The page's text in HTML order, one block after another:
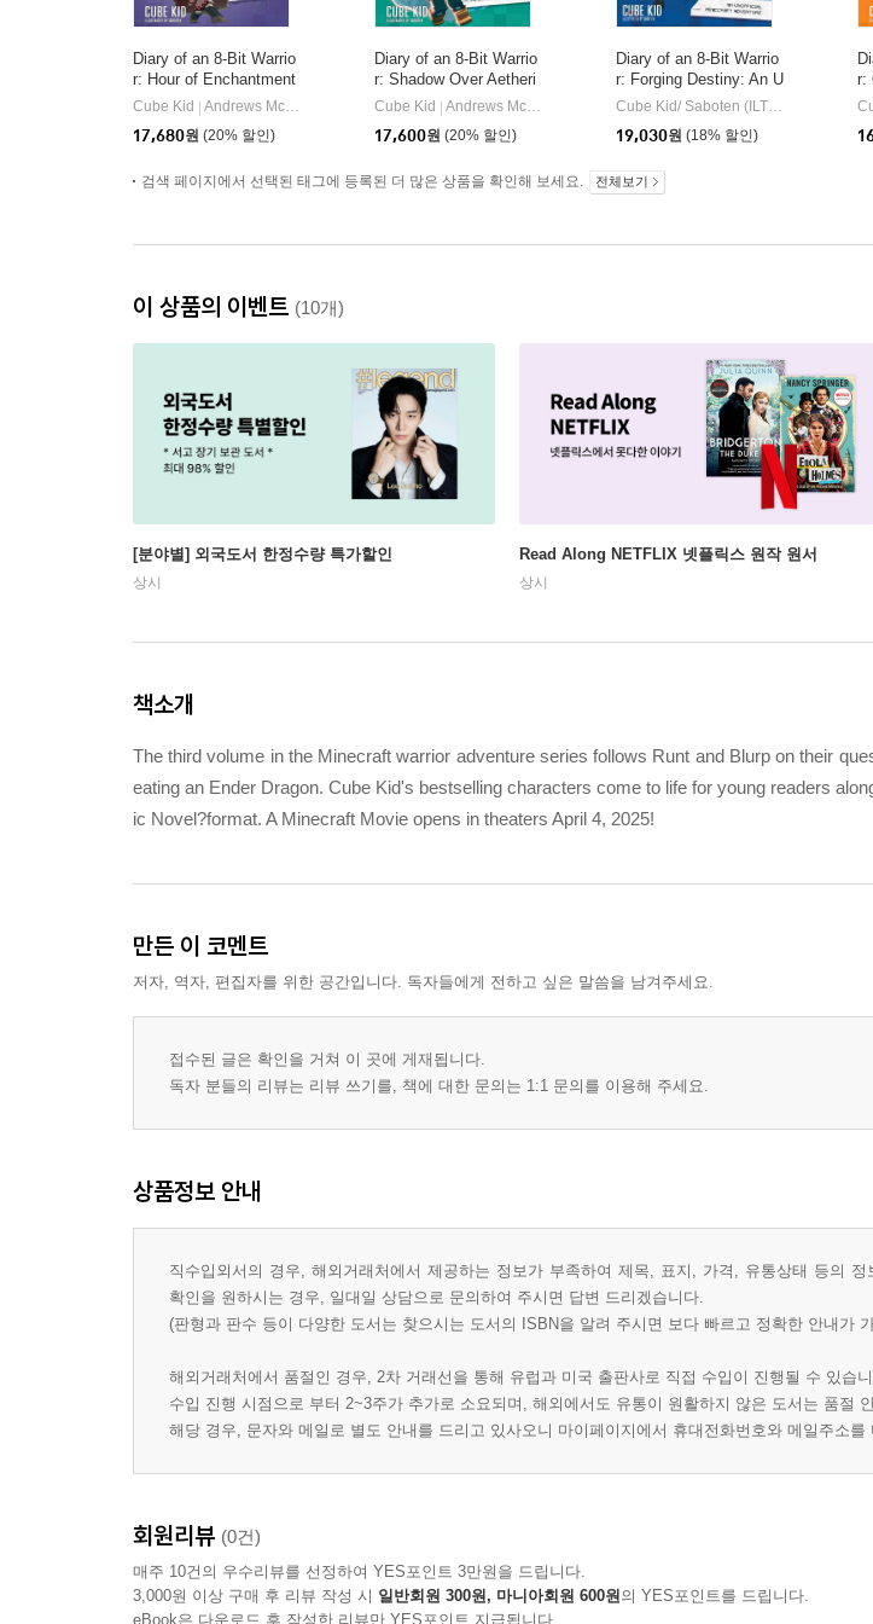
Diary of an 8-Bit Warrio
r: Hour of Enchantment
Volume 8
Cube Kid
Andrews McMeel Publishing
17,680원 (20% 할인)
Diary of an 8-Bit Warrio
r: Shadow Over Aetheri
a: An Unofficial Minecra
ft Adventure Volume 7
Cube Kid
Andrews McMeel Publishing
17,600원 (20% 할인)
Diary of an 8-Bit Warrio
r: Forging Destiny: An U
nofficial Minecraft AdveCube Kid/ Saboten (ILT)|
Andrews
19,030원 (18% 할인)
r:
검색 페이지에서 선택된 태그에 등록된 더 많은 상품을 확인해 보세요. 전체보기
이 상품의 이벤트 (10개)
[분야별] 외국도서 한정수량 특가할인
상시
Read Along NETFLIX 넷플릭스 원작 원서
상시
책소개
The third volume in the Minecraft warrior adventure series follows Runt and Blurp on their
eating an Ender Dragon. Cube Kid's bestselling characters come to life for young readers
ic Novel?format. A Minecraft Movie opens in theaters April 4, 2025!
만든 이 코멘트
저자, 역자, 편집자를 위한 공간입니다. 독자들에게 전하고 싶은 말씀을 남겨주세요.
접수된 글은 확인을 거쳐 이 곳에 게재됩니다.
독자 분들의 리뷰는 리뷰 쓰기를, 책에 대한 문의는 1:1 문의를 이용해 주세요.
상품정보 안내
직수입외서의 경우, 해외거래처에서 제공하는 정보가 부족하여 제목, 표지, 가격, 유통상태 등의
확인을 원하시는 경우, 일대일 상담으로 문의하여 주시면 답변 드리겠습니다.
(판형과 판수 등이 다양한 도서는 찾으시는 도서의 ISBN을 알려 주시면 보다 빠르고 정확한 안내가
해외거래처에서 품절인 경우, 2차 거래선을 통해 유럽과 미국 출판사로 직접 수입이 진행될 수 있습
수입 진행 시점으로 부터 2~3주가 추가로 소요되며, 해외에서도 유통이 원활하지 않은 도서는 품절
해당 경우, 문자와 메일로 별도 안내를 드리고 있사오니 마이페이지에서 휴대전화번호와 메일주소
회원리뷰 (0건)
매주 10건의 우수리뷰를 선정하여 YES포인트 3만원을 드립니다.
3,000원 이상 구매 후 리뷰 작성 시 일반회원 300원, 마니아회원 600원의 YES포인트를 드립니다.
eBook은 다운로드 후 작성한 리뷰만 YES포인트 지급됩니다.